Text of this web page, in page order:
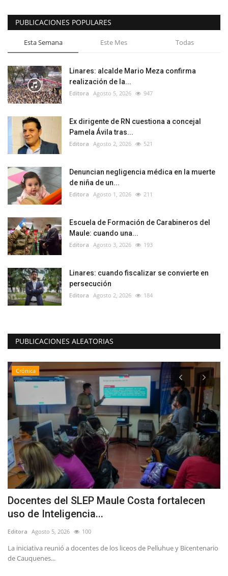
PUBLICACIONES POPULARES
Esta Semana Este Mes Todas
Linares: alcalde Mario Meza confirma
realización de la...
Editora Agosto 5, 2026 947
Ex dirigente de RN cuestiona a concejal
Pamela Ávila tras...
Editora Agosto 2, 2026 521
Denuncian negligencia médica en la muerte
de niña de un...
Editora Agosto 1, 2026 211
Escuela de Formación de Carabineros del
Maule: cuando una...
Editora Agosto 3, 2026 193
Linares: cuando fiscalizar se convierte en
persecución
Editora Agosto 2, 2026 184
PUBLICACIONES ALEATORIAS
Crónica
Docentes del SLEP Maule Costa fortalecen
uso de Inteligencia...
Editora Agosto 5, 2026 100
La iniciativa reunió a docentes de los liceos de Pelluhue y Bicentenario
de Cauquenes...